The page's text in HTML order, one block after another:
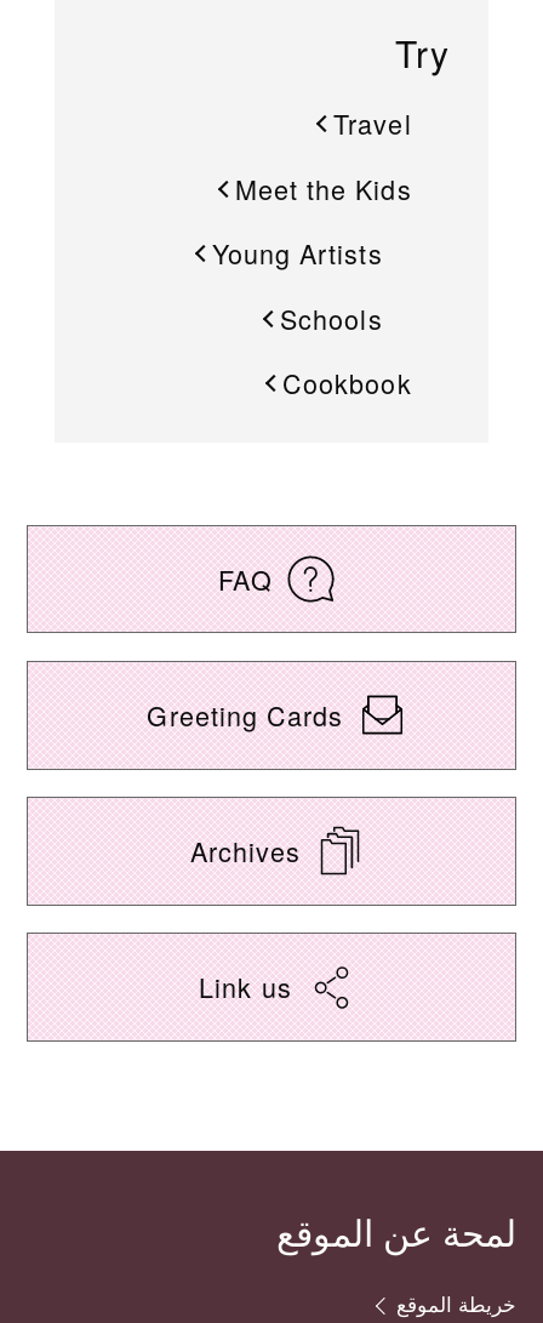
Try
Travel
Meet the Kids
Young Artists
Schools
Cookbook
FAQ
Greeting Cards
Archives
Link us
لمحة عن الموقع
خريطة الموقع